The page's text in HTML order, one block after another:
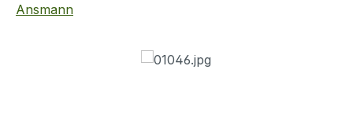
Ansmann
Bildergalerie überspringen